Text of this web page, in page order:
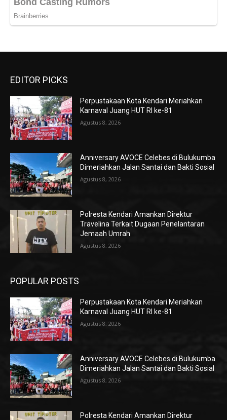
EDITOR PICKS
Perpustakaan Kota Kendari Meriahkan
Karnaval Juang HUT RI ke-81
Agustus 8, 2026
Anniversary AVOCE Celebes di Bulukumba
Dimeriahkan Jalan Santai dan Bakti Sosial
Agustus 8, 2026
Polresta Kendari Amankan Direktur
Travelina Terkait Dugaan Penelantaran
Jemaah Umrah
Agustus 8, 2026
POPULAR POSTS
Perpustakaan Kota Kendari Meriahkan
Karnaval Juang HUT RI ke-81
Agustus 8, 2026
Anniversary AVOCE Celebes di Bulukumba
Dimeriahkan Jalan Santai dan Bakti Sosial
Agustus 8, 2026
Polresta Kendari Amankan Direktur